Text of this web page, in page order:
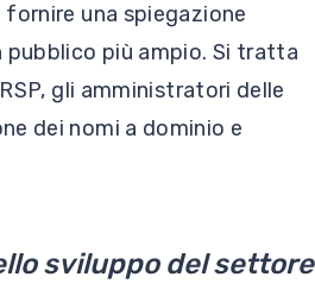
una spiegazione
pubblico più ampio. Si tratta
gli amministratori delle
dei nomi a dominio e
sviluppo del settore